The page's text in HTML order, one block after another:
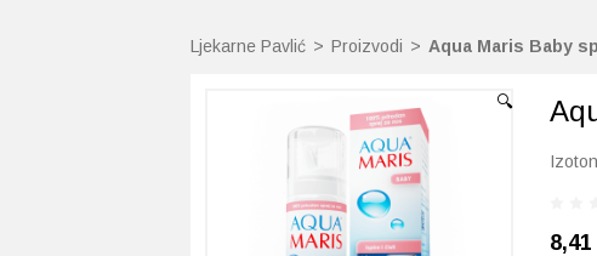
Ljekarne Pavlić > Proizvodi > Aqua Maris Baby
🔍